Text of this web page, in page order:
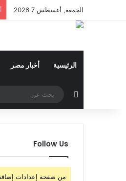
الجمعة, أغسطس 7 2026
الرئيسية أخبار مصر
مقال عشوائي
Follow Us
من صفحة إعدادات إضافة